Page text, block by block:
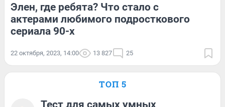
Элен, где ребята? Что стало с
актерами любимого подросткового
сериала 90-х
22 октября, 2023, 14:00 13 827 25
ТОП 5
Тест для самых умных